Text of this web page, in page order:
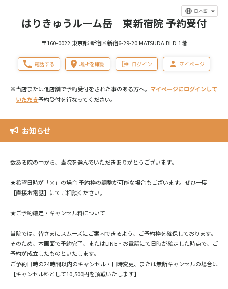
日本語
はりきゅうルーム岳 東新宿院 予約受付
〒160-0022 東京都 新宿区新宿6-29-20 MATSUDA BLD 1階
電話する 場所を確認 ログイン マイページ
※当店または他店舗で予約受付をされた事のある方へ。 マイページにログインして
いただき予約受付を行なってください。
お知らせ
数ある院の中から、当院を選んでいただきありがとうございます。
★希望日時が「×」の場合 予約枠の調整が可能な場合もございます。ぜひ一度
【直接お電話】にてご相談ください。
★ご予約確定・キャンセル料について
当院では、皆さまにスムーズにご案内できるよう、ご予約枠を確保しております。
そのため、本画面で予約完了、またはLINE・お電話にて日時が確定した時点で、ご
予約が成立したものといたします。
ご予約日時の24時間以内のキャンセル・日時変更、または無断キャンセルの場合は
【キャンセル料として10,500円を頂戴いたします】